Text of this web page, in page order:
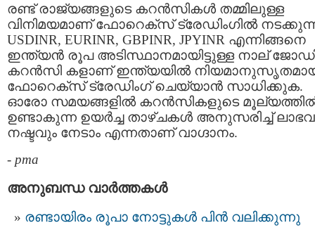
രണ്ട് രാജ്യങ്ങളുടെ കറന്‍സികള്‍ തമ്മിലുള്ള
വിനിമയമാണ് ഫോറെക്‌സ് ട്രേഡിംഗില്‍
USDINR, EURINR, GBPINR, JPYINR എന്നിങ്ങനെ
ഇന്ത്യന്‍ രൂപ അടിസ്ഥാനമായിട്ടുള്ള നാല്
കറന്‍സി കളാണ് ഇന്ത്യയില്‍
ഫോറെക്‌സ് ട്രേഡിംഗ് ചെയ്യാന്‍ സാധിക്കുക.
ഓരോ സമയങ്ങളില്‍ കറന്‍സികളുടെ
ഉണ്ടാകുന്ന ഉയര്‍ച്ച താഴ്ചകള്‍ അനുസരിച്ച്
നഷ്ടവും നേടാം എന്നതാണ് വാഗ്ദാനം.
- pma
അനുബന്ധ വാര്‍ത്തകള്‍
രണ്ടായിരം രൂപാ നോട്ടുകള്‍ പിന്‍ വലിക്കുന്നു